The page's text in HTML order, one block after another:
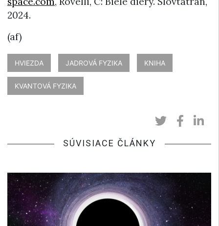
2024.
(af)
HVIEZDA JADROVÁ FYZIKA KNIHA
KVANTOVÁ FYZIKA
SÚVISIACE ČLÁNKY